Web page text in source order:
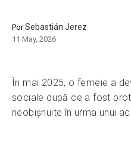
PorSebastián Jerez
11 May, 2026
În mai 2025, o femeie a
sociale după ce a fost
neobișnuite în urma unui